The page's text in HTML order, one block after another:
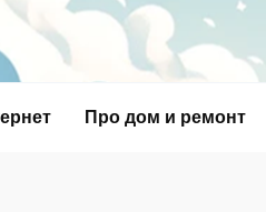
Про дом и ремонт